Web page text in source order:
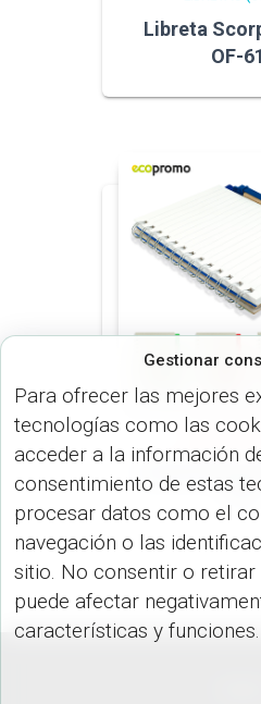
Gestionar
Para ofrecer las mejores
tecnologías como las
acceder a la información
consentimiento de estas
procesar datos como el
navegación o las
sitio. No consentir o
puede afectar
características y funciones.
Libreta
OF-
LIBRETAS
Libreta